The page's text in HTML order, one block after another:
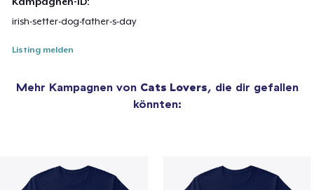
irish-setter-dog-father-s-day
Listing melden
Mehr Kampagnen von Cats Lovers, die dir gefallen
könnten: